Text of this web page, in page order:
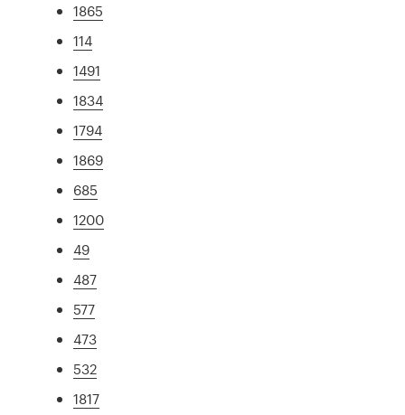
1865
114
1491
1834
1794
1869
685
1200
49
487
577
473
532
1817